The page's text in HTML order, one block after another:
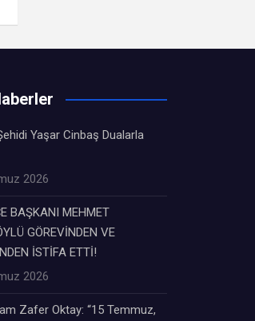
Yaşar Cinbaş Dualarla
2026
BAŞKANI MEHMET
GÖREVİNDEN VE
İSTİFA ETTİ!
2026
Zafer Oktay: “15 Temmuz,